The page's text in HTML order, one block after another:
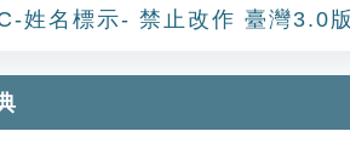
姓名標示- 禁止改作 臺灣3.0